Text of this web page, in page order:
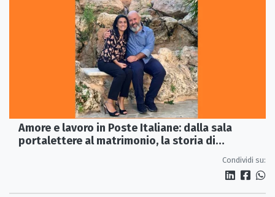
Amore e lavoro in Poste Italiane: dalla sala
portalettere al matrimonio, la storia di
Condividi su: